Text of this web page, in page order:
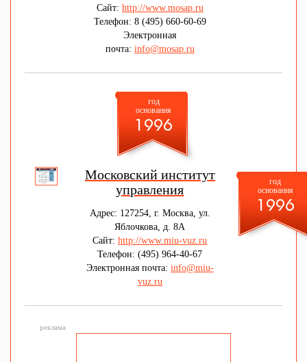
Сайт: http://www.mosap.ru
Телефон: 8 (495) 660-60-69
Электронная
почта: info@mosap.ru
год
основания
1996
Московский институт
управления
Адрес: 127254, г. Москва, ул.
Яблочкова, д. 8А
Сайт:http://www.miu-vuz.ru
Телефон: (495) 964-40-67
Электронная почта: info@miu-
vuz.ru
год
основания
1996
реклама